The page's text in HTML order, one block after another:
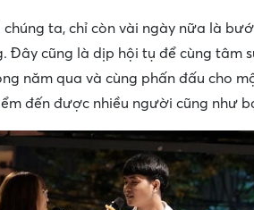
ta, chỉ còn vài ngày nữa là
Đây cũng là dịp hội tụ để cùng tâm
năm qua và cùng phấn đấu cho
đến được nhiều người cũng như